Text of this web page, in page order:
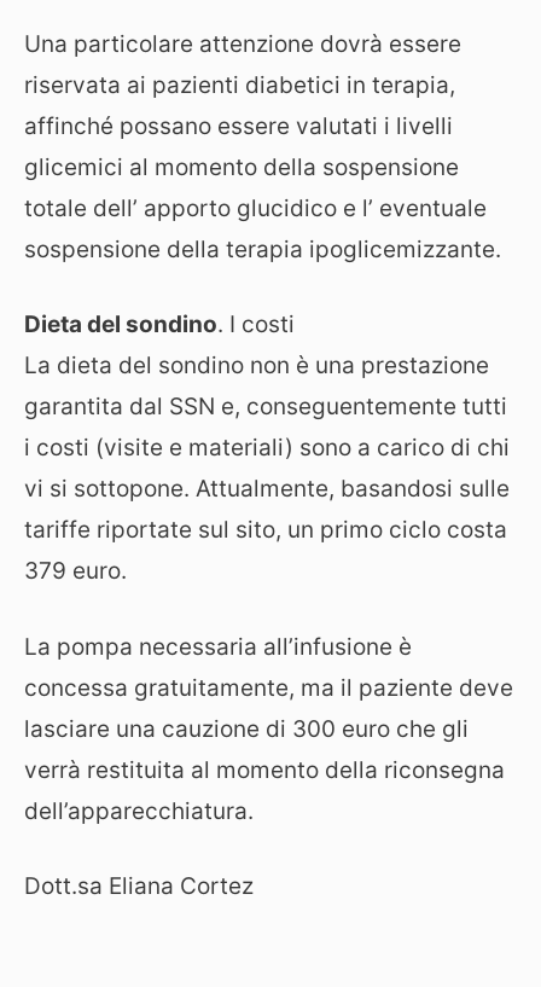
Una particolare attenzione dovrà essere
riservata ai pazienti diabetici in terapia,
affinché possano essere valutati i livelli
glicemici al momento della sospensione
totale dell’ apporto glucidico e l’ eventuale
sospensione della terapia ipoglicemizzante.
Dieta del sondino. I costi
La dieta del sondino non è una prestazione
garantita dal SSN e, conseguentemente tutti
i costi (visite e materiali) sono a carico di chi
vi si sottopone. Attualmente, basandosi sulle
tariffe riportate sul sito, un primo ciclo costa
379 euro.
La pompa necessaria all’infusione è
concessa gratuitamente, ma il paziente deve
lasciare una cauzione di 300 euro che gli
verrà restituita al momento della riconsegna
dell’apparecchiatura.
Dott.sa Eliana Cortez